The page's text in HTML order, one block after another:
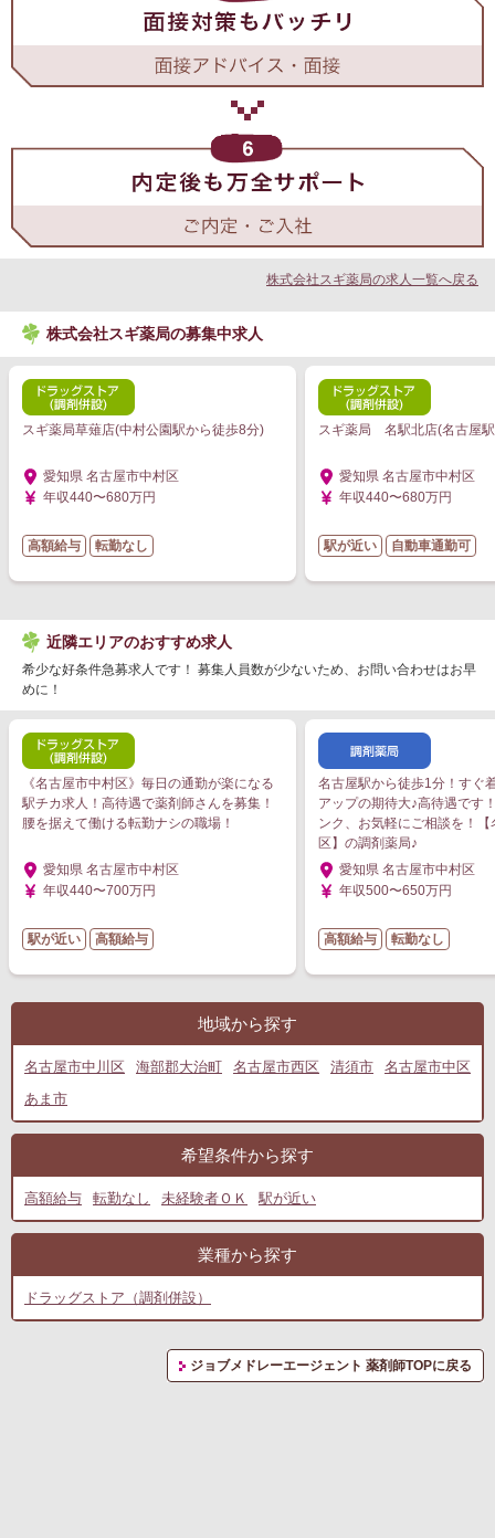
株式会社スギ薬局の求人一覧へ戻る
株式会社スギ薬局の募集中求人
スギ薬局草薙店(中村公園駅から徒歩8分)
愛知県 名古屋市中村区
年収440〜680万円
高額給与 転勤なし
スギ薬局 名駅北店(名古屋
愛知県 名古屋市中村区
年収440〜680万円
駅が近い 自動車通勤可
近隣エリアのおすすめ求人
希少な好条件急募求人です！ 募集人員数が少ないため、お問い合わせはお早
めに！
《名古屋市中村区》毎日の通勤が楽になる
駅チカ求人！高待遇で薬剤師さんを募集！
腰を据えて働ける転勤ナシの職場！
愛知県 名古屋市中村区
年収440〜700万円
駅が近い 高額給与
名古屋駅から徒歩1分！すぐ
アップの期待大♪高待遇です
ンク、お気軽にご相談を！【
区】の調剤薬局♪
愛知県 名古屋市中村区
年収500〜650万円
高額給与 転勤なし
地域から探す
名古屋市中川区 海部郡大治町 名古屋市西区 清須市
名古屋市中区
あま市
希望条件から探す
高額給与 転勤なし 未経験者ＯＫ 駅が近い
業種から探す
ドラッグストア（調剤併設）
ジョブメドレーエージェント 薬剤師TOPに戻る